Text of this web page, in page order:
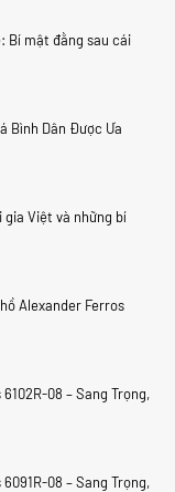
Bí mật đằng sau cái
Bình Dân Được Ưa
Việt và những bí
Alexander Ferros
08 – Sang Trọng,
08 – Sang Trọng,